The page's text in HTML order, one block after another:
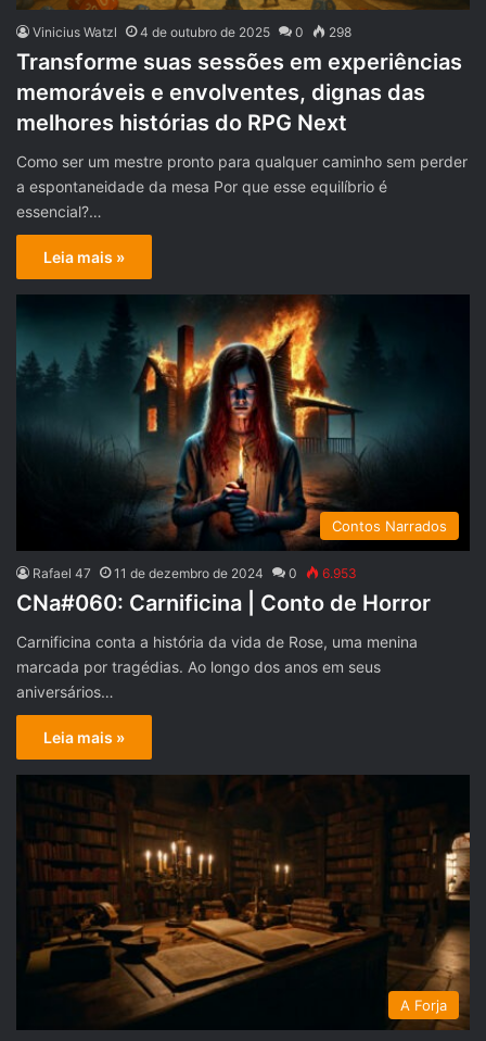
Vinicius Watzl 4 de outubro de 2025 0 298
Transforme suas sessões em experiências
memoráveis e envolventes, dignas das
melhores histórias do RPG Next
Como ser um mestre pronto para qualquer caminho sem perder
a espontaneidade da mesa Por que esse equilíbrio é
essencial?…
Leia mais »
Contos Narrados
Rafael 47 11 de dezembro de 2024 0 6.953
CNa#060: Carnificina | Conto de Horror
Carnificina conta a história da vida de Rose, uma menina
marcada por tragédias. Ao longo dos anos em seus
aniversários…
Leia mais »
A Forja